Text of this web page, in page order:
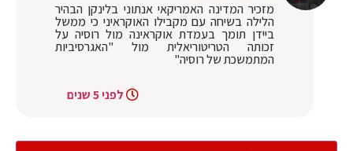
מזכיר המדינה האמריקאי אנתוני בלינקן הבהיר
הלילה בשיחה עם מקבילו האוקראיני כי ממשל
ביידן תומך בעמדת אוקראינה מול רוסיה על
זכותה הטריטוריאלית מול "האגרסיביות
המתמשכת של רוסיה"
לפני 5 שנים